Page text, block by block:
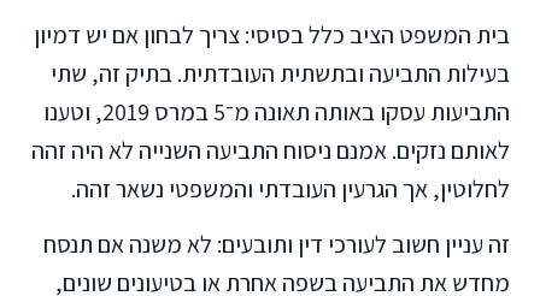
בית המשפט הציב כלל בסיסי: צריך לבחון אם יש דמיון
בעילות התביעה ובתשתית העובדתית. בתיק זה, שתי
התביעות עסקו באותה תאונה מ־5 במרס 2019, וטענו
לאותם נזקים. אמנם ניסוח התביעה השנייה לא היה זהה
לחלוטין, אך הגרעין העובדתי והמשפטי נשאר זהה.
זה עניין חשוב לעורכי דין ותובעים: לא משנה אם תנסח
מחדש את התביעה בשפה אחרת או בטיעונים שונים,